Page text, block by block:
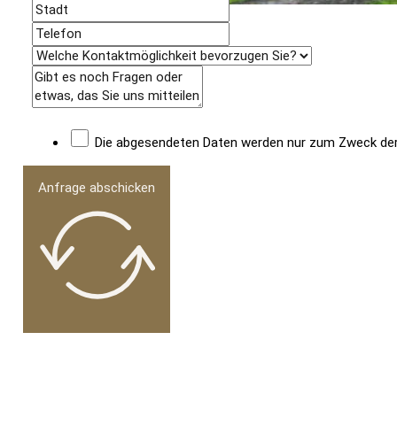
Die abgesendeten Daten werden nur zum Zweck
Anfrage abschicken